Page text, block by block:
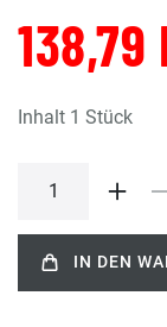
138,79
Inhalt 1 Stück
IN DEN